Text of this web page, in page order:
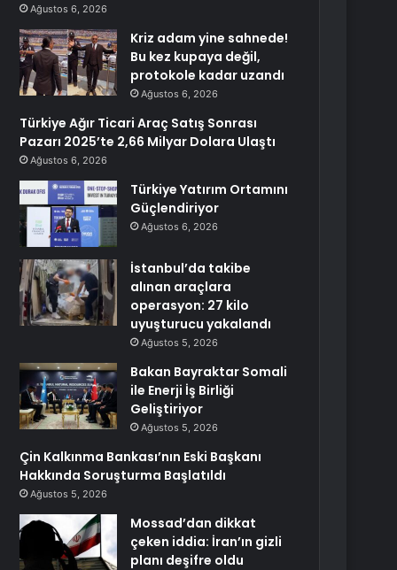
Ağustos 6, 2026
Kriz adam yine sahnede!
Bu kez kupaya değil,
protokole kadar uzandı
Ağustos 6, 2026
Türkiye Ağır Ticari Araç Satış Sonrası
Pazarı 2025’te 2,66 Milyar Dolara Ulaştı
Ağustos 6, 2026
Türkiye Yatırım Ortamını
Güçlendiriyor
Ağustos 6, 2026
İstanbul’da takibe
alınan araçlara
operasyon: 27 kilo
uyuşturucu yakalandı
Ağustos 5, 2026
Bakan Bayraktar Somali
ile Enerji İş Birliği
Geliştiriyor
Ağustos 5, 2026
Çin Kalkınma Bankası’nın Eski Başkanı
Hakkında Soruşturma Başlatıldı
Ağustos 5, 2026
Mossad’dan dikkat
çeken iddia: İran’ın gizli
planı deşifre oldu